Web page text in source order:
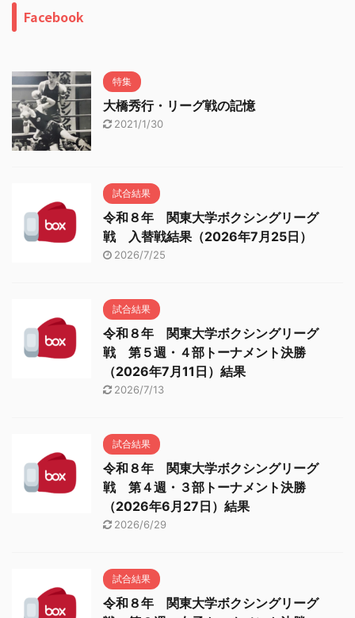
Facebook
特集
大橋秀行・リーグ戦の記憶
2021/1/30
試合結果
令和８年 関東大学ボクシングリーグ
戦 入替戦結果（2026年7月25日）
2026/7/25
試合結果
令和８年 関東大学ボクシングリーグ
戦 第５週・４部トーナメント決勝
（2026年7月11日）結果
2026/7/13
試合結果
令和８年 関東大学ボクシングリーグ
戦 第４週・３部トーナメント決勝
（2026年6月27日）結果
2026/6/29
試合結果
令和８年 関東大学ボクシングリーグ